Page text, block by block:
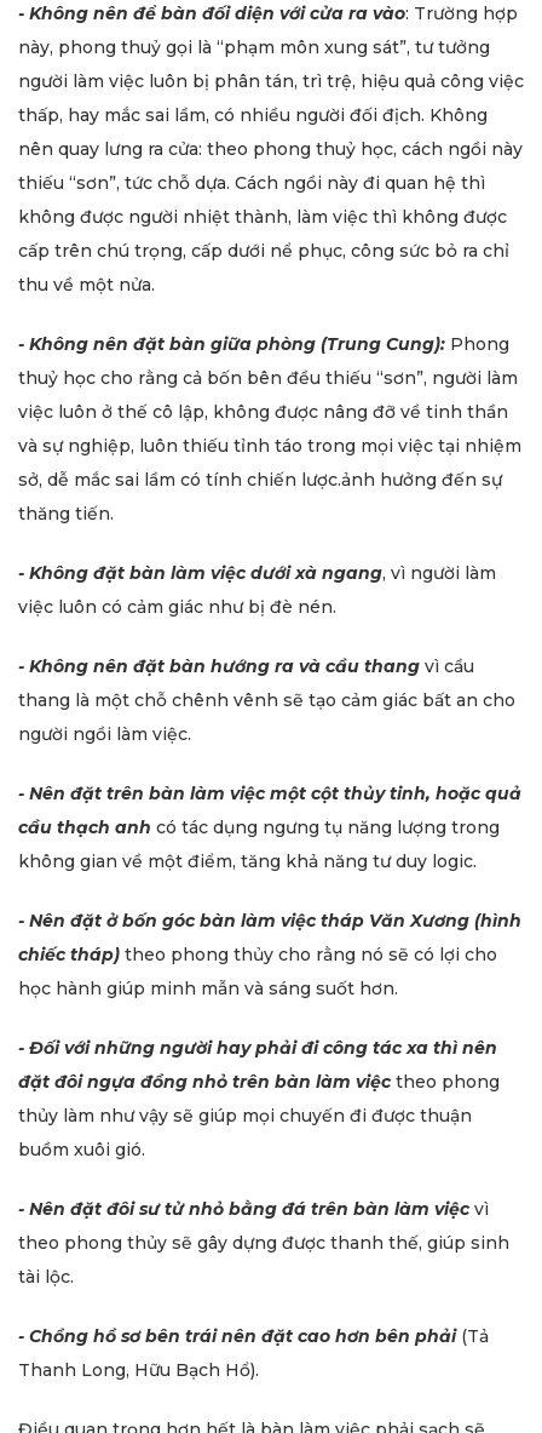
- Không nên để bàn đối diện với cửa ra vào: Trường hợp
này, phong thuỷ gọi là “phạm môn xung sát”, tư tưởng
người làm việc luôn bị phân tán, trì trệ, hiệu quả công việc
thấp, hay mắc sai lầm, có nhiều người đối địch. Không
nên quay lưng ra cửa: theo phong thuỷ học, cách ngồi này
thiếu “sơn”, tức chỗ dựa. Cách ngồi này đi quan hệ thì
không được người nhiệt thành, làm việc thì không được
cấp trên chú trọng, cấp dưới nể phục, công sức bỏ ra chỉ
thu về một nửa.
- Không nên đặt bàn giữa phòng (Trung Cung): Phong
thuỷ học cho rằng cả bốn bên đều thiếu “sơn”, người làm
việc luôn ở thế cô lập, không được nâng đỡ về tinh thần
và sự nghiệp, luôn thiếu tỉnh táo trong mọi việc tại nhiệm
sở, dễ mắc sai lầm có tính chiến lược.ảnh hưởng đến sự
thăng tiến.
- Không đặt bàn làm việc dưới xà ngang, vì người làm
việc luôn có cảm giác như bị đè nén.
- Không nên đặt bàn hướng ra và cầu thang vì cầu
thang là một chỗ chênh vênh sẽ tạo cảm giác bất an cho
người ngồi làm việc.
- Nên đặt trên bàn làm việc một cột thủy tinh, hoặc quả
cầu thạch anh có tác dụng ngưng tụ năng lượng trong
không gian về một điểm, tăng khả năng tư duy logic.
- Nên đặt ở bốn góc bàn làm việc tháp Văn Xương (hình
chiếc tháp) theo phong thủy cho rằng nó sẽ có lợi cho
học hành giúp minh mẫn và sáng suốt hơn.
- Đối với những người hay phải đi công tác xa thì nên
đặt đôi ngựa đồng nhỏ trên bàn làm việctheo phong
thủy làm như vậy sẽ giúp mọi chuyến đi được thuận
buồm xuôi gió.
- Nên đặt đôi sư tử nhỏ bằng đá trên bàn làm việcvì
theo phong thủy sẽ gây dựng được thanh thế, giúp sinh
tài lộc.
- Chồng hồ sơ bên trái nên đặt cao hơn bên phải(Tả
Thanh Long, Hữu Bạch Hổ).